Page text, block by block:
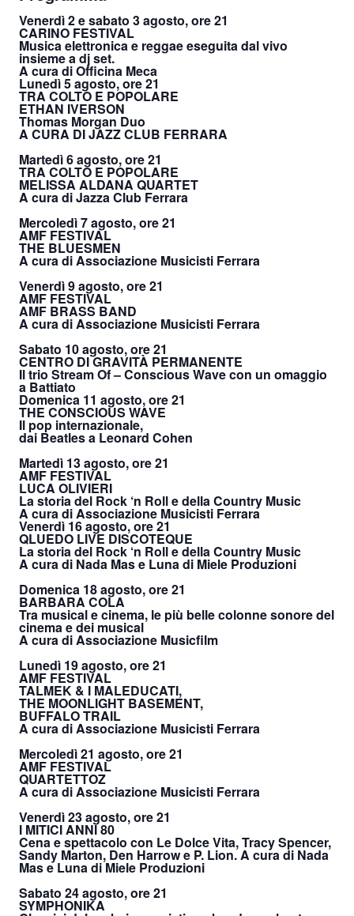
Venerdì 2 e sabato 3 agosto, ore 21
CARINO FESTIVAL
Musica elettronica e reggae eseguita dal vivo
insieme a dj set.
A cura di Officina Meca
Lunedì 5 agosto, ore 21
TRA COLTO E POPOLARE
ETHAN IVERSON
Thomas Morgan Duo
A CURA DI JAZZ CLUB FERRARA
Martedì 6 agosto, ore 21
TRA COLTO E POPOLARE
MELISSA ALDANA QUARTET
A cura di Jazza Club Ferrara
Mercoledì 7 agosto, ore 21
AMF FESTIVAL
THE BLUESMEN
A cura di Associazione Musicisti Ferrara
Venerdì 9 agosto, ore 21
AMF FESTIVAL
AMF BRASS BAND
A cura di Associazione Musicisti Ferrara
Sabato 10 agosto, ore 21
CENTRO DI GRAVITÀ PERMANENTE
Il trio Stream Of – Conscious Wave con un omaggio
a Battiato
Domenica 11 agosto, ore 21
THE CONSCIOUS WAVE
Il pop internazionale,
dai Beatles a Leonard Cohen
Martedì 13 agosto, ore 21
AMF FESTIVAL
LUCA OLIVIERI
La storia del Rock ‘n Roll e della Country Music
A cura di Associazione Musicisti Ferrara
Venerdì 16 agosto, ore 21
QLUEDO LIVE DISCOTEQUE
La storia del Rock ‘n Roll e della Country Music
A cura di Nada Mas e Luna di Miele Produzioni
Domenica 18 agosto, ore 21
BARBARA COLA
Tra musical e cinema, le più belle colonne sonore del
cinema e dei musical
A cura di Associazione Musicfilm
Lunedì 19 agosto, ore 21
AMF FESTIVAL
TALMEK & I MALEDUCATI,
THE MOONLIGHT BASEMENT,
BUFFALO TRAIL
A cura di Associazione Musicisti Ferrara
Mercoledì 21 agosto, ore 21
AMF FESTIVAL
QUARTETTOZ
A cura di Associazione Musicisti Ferrara
Venerdì 23 agosto, ore 21
I MITICI ANNI 80
Cena e spettacolo con Le Dolce Vita, Tracy Spencer,
Sandy Marton, Den Harrow e P. Lion. A cura di Nada
Mas e Luna di Miele Produzioni
Sabato 24 agosto, ore 21
SYMPHONIKA